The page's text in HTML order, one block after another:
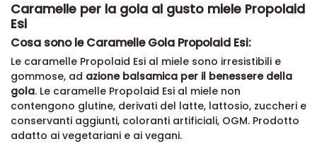
Caramelle per la gola al gusto miele Propolaid
Esi
Cosa sono le Caramelle Gola Propolaid Esi:
Le caramelle Propolaid Esi al miele sono irresistibili e
gommose, ad azione balsamica per il benessere della
gola. Le caramelle Propolaid Esi al miele non
contengono glutine, derivati del latte, lattosio, zuccheri e
conservanti aggiunti, coloranti artificiali, OGM. Prodotto
adatto ai vegetariani e ai vegani.